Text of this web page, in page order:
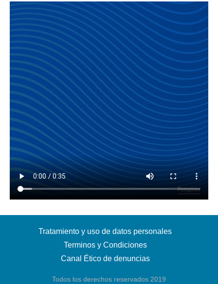
Tratamiento y uso de datos personales
Terminos y Condiciones
Canal Ético de denuncias
Todos los derechos reservados 2019